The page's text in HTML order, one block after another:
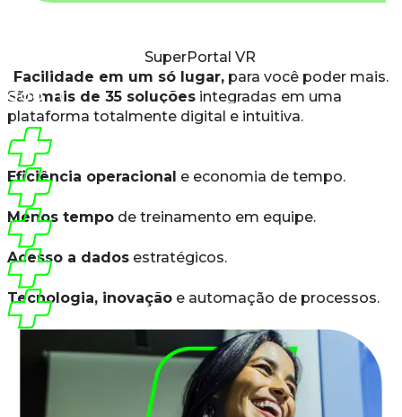
SuperPortal VR
Facilidade em um só lugar, para você poder mais.
São mais de 35 soluções integradas em uma
plataforma totalmente digital e intuitiva.
Eficiência operacional e economia de tempo.
Menos tempo de treinamento em equipe.
Acesso a dados estratégicos.
Tecnologia, inovação e automação de processos.
de redução de custos.